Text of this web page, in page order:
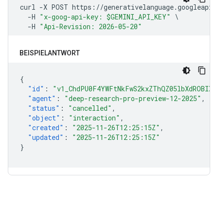
BEISPIELANTWORT
{
"id" :
"agent" : "deep-research-pro-preview-12-2025" ,
"status" : "cancelled" ,
"object" : "interaction" ,
"created" : "2025-11-26T12:25:15Z" ,
"updated" :
"2025-11-26T12:25:15Z"
}